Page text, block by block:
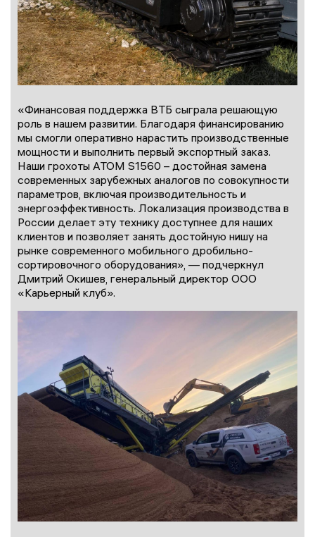
«Финансовая поддержка ВТБ сыграла решающую
роль в нашем развитии. Благодаря финансированию
мы смогли оперативно нарастить производственные
мощности и выполнить первый экспортный заказ.
Наши грохоты АТОМ S1560 – достойная замена
современных зарубежных аналогов по совокупности
параметров, включая производительность и
энергоэффективность. Локализация производства в
России делает эту технику доступнее для наших
клиентов и позволяет занять достойную нишу на
рынке современного мобильного дробильно-
сортировочного оборудования», — подчеркнул
Дмитрий Окишев, генеральный директор ООО
«Карьерный клуб».